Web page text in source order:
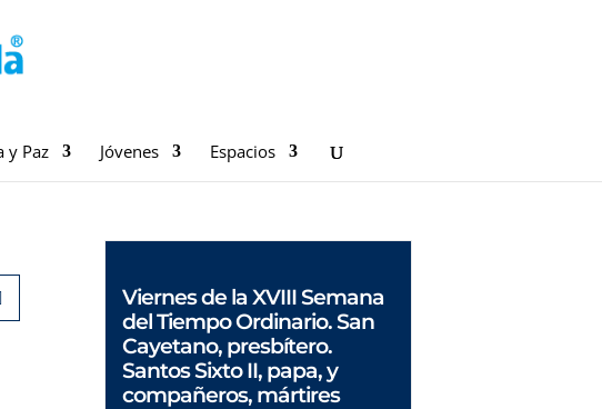
y Paz Jóvenes Espacios
Viernes de la XVIII Semana
del Tiempo Ordinario. San
Cayetano, presbítero.
Santos Sixto II, papa, y
compañeros, mártires